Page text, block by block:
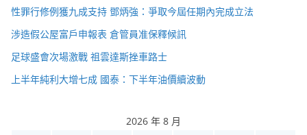
性罪行修例獲九成支持 鄧炳強：爭取今屆任期內完成立法
涉造假公屋富戶申報表 倉管員准保釋候訊
足球盛會次場激戰 祖雲達斯挫車路士
上半年純利大增七成 國泰：下半年油價續波動
2026 年 8 月